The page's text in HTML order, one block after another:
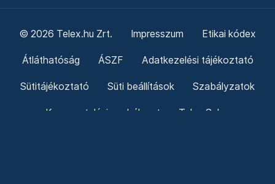
© 2026 Telex.hu Zrt. Impresszum Etikai kódex
Átláthatóság ÁSZF Adatkezelési tájékoztató
Sütitájékoztató Süti beállítások Szabályzatok
Kommentelési szabályzat Telex Sales